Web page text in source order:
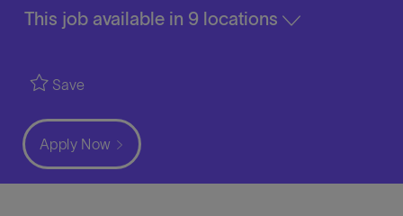
This job available in 9 locations
Save
Apply Now